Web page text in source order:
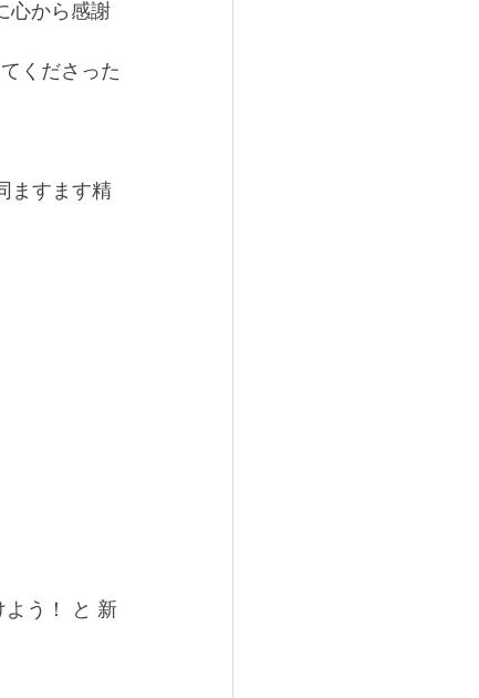
心から感謝
くださった
ますます精
よう！ と 新